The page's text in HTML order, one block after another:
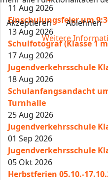
11 Aug 2026
Einschulungsfeier um
13 Aug 2026
Schulfotograf (Klasse 1
17 Aug 2026
Jugendverkehrsschule
18 Aug 2026
Schulanfangsandacht
Turnhalle
25 Aug 2026
Jugendverkehrsschule
01 Sep 2026
Jugendverkehrsschule
05 Okt 2026
Herbstferien 05.10.-
Akzeptieren
Ablehnen
Weitere